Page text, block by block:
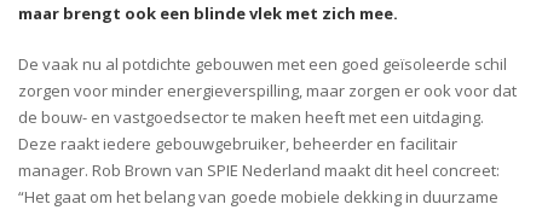
maar brengt ook een blinde vlek met zich mee.
De vaak nu al potdichte gebouwen met een goed geïsoleerde schil
zorgen voor minder energieverspilling, maar zorgen er ook voor dat
de bouw- en vastgoedsector te maken heeft met een uitdaging.
Deze raakt iedere gebouwgebruiker, beheerder en facilitair
manager. Rob Brown van SPIE Nederland maakt dit heel concreet:
“Het gaat om het belang van goede mobiele dekking in duurzame